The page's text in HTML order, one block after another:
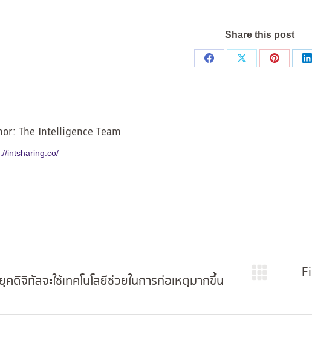
Share this post
Share
Share
Share
The Intelligence Team
intsharing.co/
คดิจิทัลจะใช้เทคโนโลยีช่วยในการก่อเหตุมากขึ้น